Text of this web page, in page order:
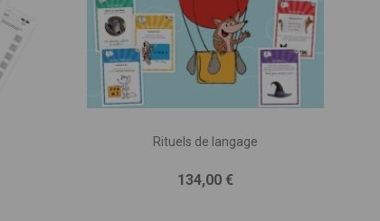
Rituels de langage
Prix
134,00 €